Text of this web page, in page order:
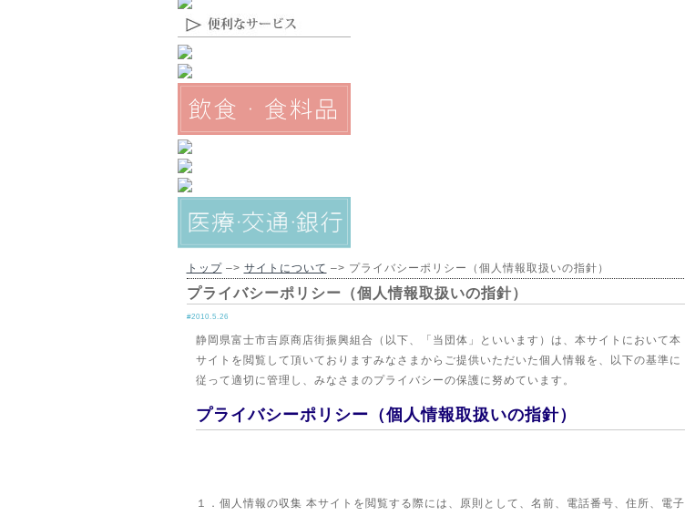
トップ–> サイトについて –> プライバシーポリシー（個人情報取扱いの指針）
プライバシーポリシー（個人情報取扱いの指針）
#2010.5.26
静岡県富士市吉原商店街振興組合（以下、「当団体」といいます）は、本サイトにおいて本
サイトを閲覧して頂いておりますみなさまからご提供いただいた個人情報を、以下の基準に
従って適切に管理し、みなさまのプライバシーの保護に努めています。
プライバシーポリシー（個人情報取扱いの指針）
１．個人情報の収集 本サイトを閲覧する際には、原則として、名前、電話番号、住所、電子